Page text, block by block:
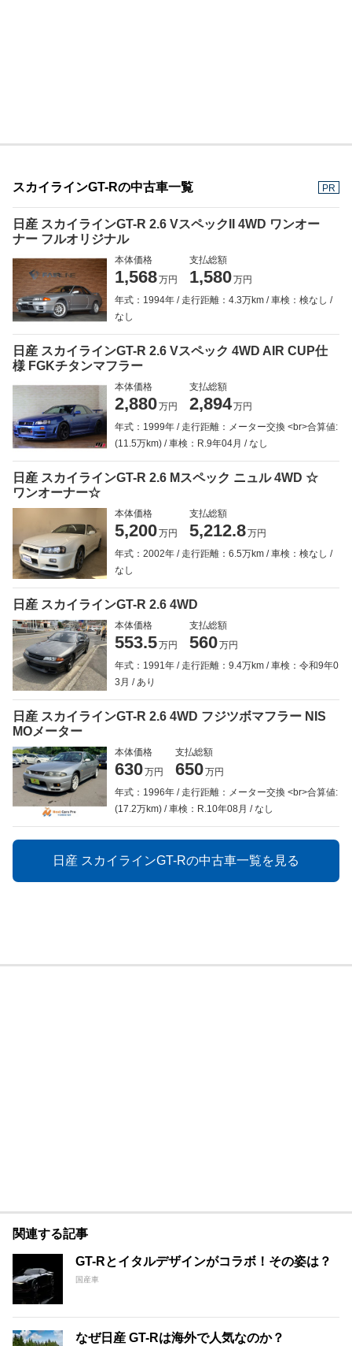
スカイラインGT-Rの中古車一覧 PR
日産 スカイラインGT-R 2.6 VスペックII 4WD ワンオー
ナー フルオリジナル
本体価格
1,568万円
支払総額
1,580万円
年式：1994年
走行距離：4.3万km
車検：検なし
なし
日産 スカイラインGT-R 2.6 Vスペック 4WD AIR CUP仕
様 FGKチタンマフラー
本体価格
2,880万円
支払総額
2,894万円
年式：1999年
走行距離：メーター交換 <br>合算値:
(11.5万km)
車検：R.9年04月 なし
日産 スカイラインGT-R 2.6 Mスペック ニュル 4WD ☆
ワンオーナー☆
本体価格
5,200万円
支払総額
5,212.8万円
年式：2002年
走行距離：6.5万km
車検：検なし
なし
日産 スカイラインGT-R 2.6 4WD
本体価格
553.5万円
支払総額
560万円
年式：1991年
走行距離：9.4万km
車検：令和9年0
3月
あり
日産 スカイラインGT-R 2.6 4WD フジツボマフラー NIS
MOメーター
本体価格
630万円
支払総額
650万円
年式：1996年
走行距離：メーター交換 <br>合算値:
(17.2万km)
車検：R.10年08月 なし
日産 スカイラインGT-Rの中古車一覧を見る
関連する記事
GT-Rとイタルデザインがコラボ！その姿は？
国産車
なぜ日産 GT-Rは海外で人気なのか？